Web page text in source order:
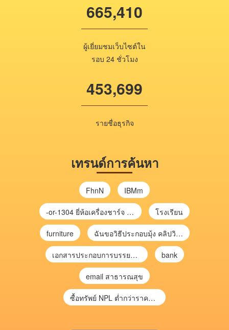
665,410
ผู้เยี่ยมชมเว็บไซต์ใน
รอบ 24 ชั่วโมง
453,699
รายชื่อธุรกิจ
เทรนด์การค้นหา
FhnN IBMm
-or-1304 ยี่ห้อเครื่องชาร์จ chargecore โรงเรียน
furniture ฉันขอวิธีประกอบมุ้ง คลิปวิดีโอ การประกอบมุ้ง
เอกสารประกอบการบรรยาย การประเมินความเสี่ยงเพื่อวางแผนการตรวจสอบ \ bank
email สาธารณสุข
ซื้อทรัพย์ NPL ต่ำกว่าราคาตลาด 30-70% แบบไม่ต้องไปประมูล”